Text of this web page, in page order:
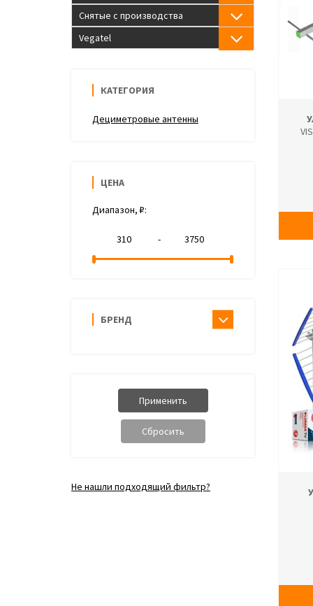
Снятые с производства
Vegatel
КАТЕГОРИЯ
Дециметровые антенны
ЦЕНА
Диапазон, ₽:
-
БРЕНД
Не нашли подходящий фильтр?